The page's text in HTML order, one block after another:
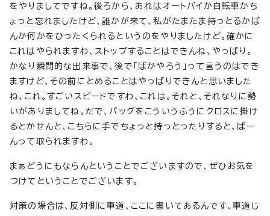
をやりましてですね。後ろから、あれはオートバイか自転車かち
ょっと忘れましたけど、誰かが来て、私がたまたま持っとるかば
んか何かをひったくられるというのをやりましたけど。確かに
これはやられますわ、ストップすることはできんね、やっぱり。
かなり瞬間的な出来事で、後で「ばかやろう」って言うのはでき
ますけど、その前にとめることはやっぱりできんと思いました
ね、これ。すごいスピードですわ、これは。それと、それなりに勢
いがありましてね。だで、バッグをこういうふうにクロスに掛け
るとかせんと、こちらに手でちょっと持っとったりすると、ばー
んって取られますわ。
まぁどうにもならんということでございますので、ぜひお気を
つけてということでございます。
対策の場合は、反対側に車道、ここに書いてあるんです、車道じ